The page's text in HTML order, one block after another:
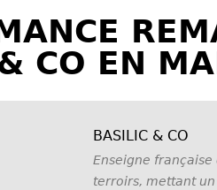
CO EN
BASILIC & CO
Enseigne
terroirs, mettant